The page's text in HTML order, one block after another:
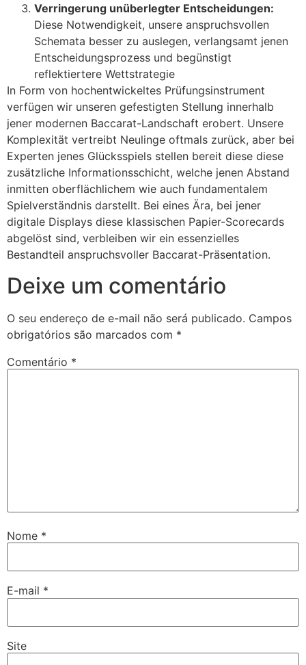
Verringerung unüberlegter Entscheidungen:
Diese Notwendigkeit, unsere anspruchsvollen
Schemata besser zu auslegen, verlangsamt jenen
Entscheidungsprozess und begünstigt
reflektiertere Wettstrategie
In Form von hochentwickeltes Prüfungsinstrument
verfügen wir unseren gefestigten Stellung innerhalb
jener modernen Baccarat-Landschaft erobert. Unsere
Komplexität vertreibt Neulinge oftmals zurück, aber bei
Experten jenes Glücksspiels stellen bereit diese diese
zusätzliche Informationsschicht, welche jenen Abstand
inmitten oberflächlichem wie auch fundamentalem
Spielverständnis darstellt. Bei eines Ära, bei jener
digitale Displays diese klassischen Papier-Scorecards
abgelöst sind, verbleiben wir ein essenzielles
Bestandteil anspruchsvoller Baccarat-Präsentation.
Deixe um comentário
O seu endereço de e-mail não será publicado. Campos
obrigatórios são marcados com *
Comentário *
Nome *
E-mail *
Site